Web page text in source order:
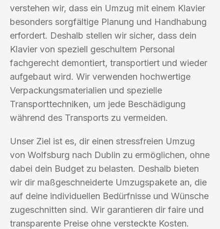
verstehen wir, dass ein Umzug mit einem Klavier
besonders sorgfältige Planung und Handhabung
erfordert. Deshalb stellen wir sicher, dass dein
Klavier von speziell geschultem Personal
fachgerecht demontiert, transportiert und wieder
aufgebaut wird. Wir verwenden hochwertige
Verpackungsmaterialien und spezielle
Transporttechniken, um jede Beschädigung
während des Transports zu vermeiden.
Unser Ziel ist es, dir einen stressfreien Umzug
von Wolfsburg nach Dublin zu ermöglichen, ohne
dabei dein Budget zu belasten. Deshalb bieten
wir dir maßgeschneiderte Umzugspakete an, die
auf deine individuellen Bedürfnisse und Wünsche
zugeschnitten sind. Wir garantieren dir faire und
transparente Preise ohne versteckte Kosten.